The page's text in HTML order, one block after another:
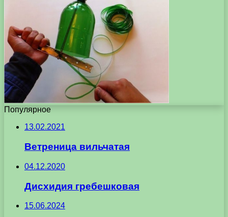
Популярное
13.02.2021
Ветреница вильчатая
04.12.2020
Дисхидия гребешковая
15.06.2024